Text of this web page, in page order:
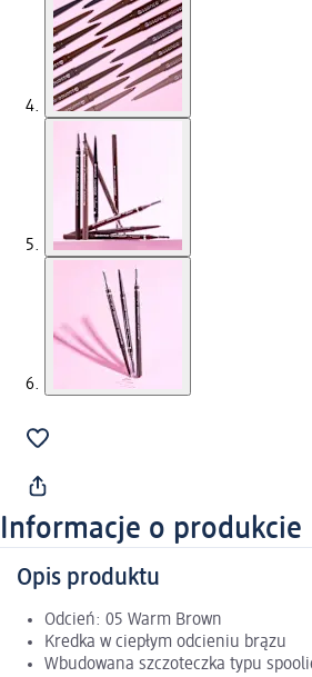
Informacje o produkcie
Opis produktu
Odcień: 05 Warm Brown
Kredka w ciepłym odcieniu brązu
Wbudowana szczoteczka typu